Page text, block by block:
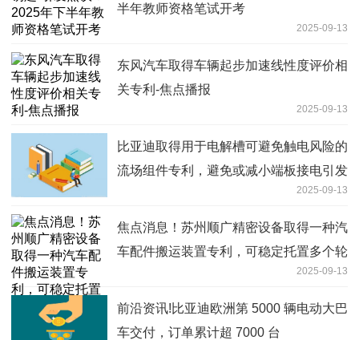
半年教师资格笔试开考
2025-09-13
东风汽车取得车辆起步加速线性度评价相
关专利-焦点播报
2025-09-13
比亚迪取得用于电解槽可避免触电风险的
流场组件专利，避免或减小端板接电引发
2025-09-13
焦点消息！苏州顺广精密设备取得一种汽
车配件搬运装置专利，可稳定托置多个轮
2025-09-13
前沿资讯!比亚迪欧洲第 5000 辆电动大巴
车交付，订单累计超 7000 台